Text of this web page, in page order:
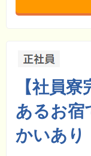
【社員
あるお宿
かいあり